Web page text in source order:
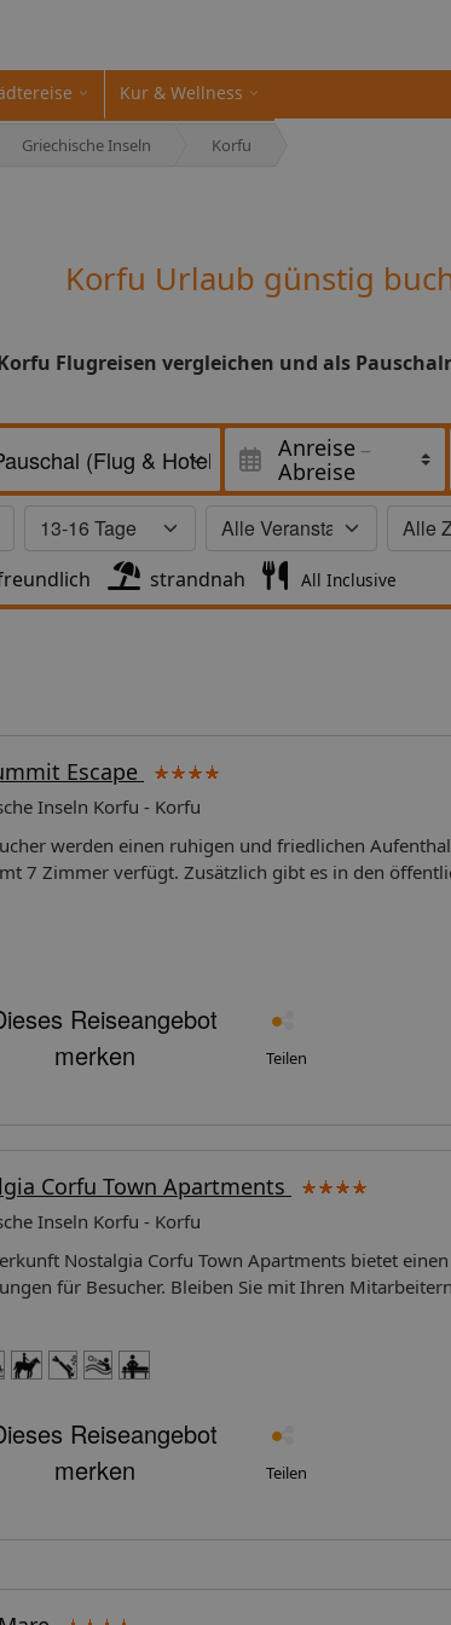
Kur & Wellness
Griechische Inseln Korfu
Korfu Urlaub günstig
Flugreisen vergleichen und als
Anreise
Abreise
strandnah All Inclusive
Escape
Inseln Korfu - Korfu
werden einen ruhigen und friedlichen
7 Zimmer verfügt. Zusätzlich gibt es in den
Es gibt keine 24h-Rezeption. Es gibt einen
Teilen
Corfu Town Apartments
Inseln Korfu - Korfu
Nostalgia Corfu Town Apartments bietet
für Besucher. Bleiben Sie mit Ihren
Besuchs steht Ihnen kostenloses WLAN zur
Teilen